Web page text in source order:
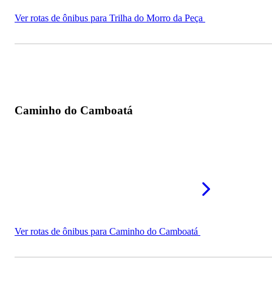
Ver rotas de ônibus para Trilha do Morro da Peça
Caminho do Camboatá
Ver rotas de ônibus para Caminho do Camboatá